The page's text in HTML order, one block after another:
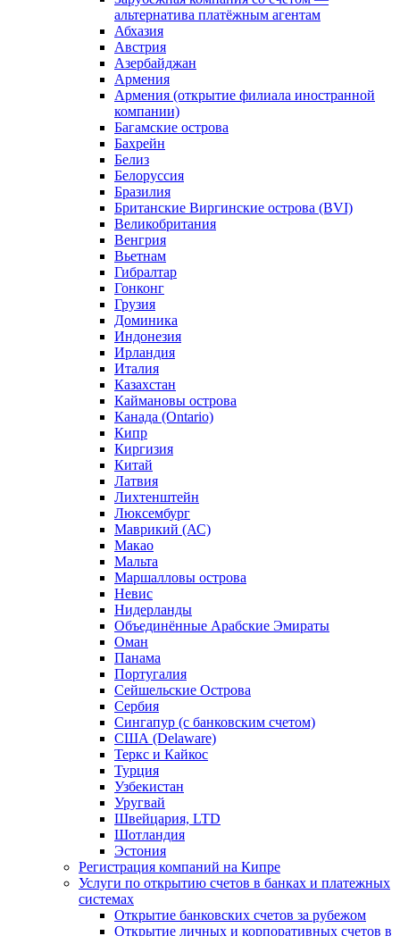
альтернатива платёжным агентам
Абхазия
Австрия
Азербайджан
Армения
Армения (открытие филиала иностранной
компании)
Багамские острова
Бахрейн
Белиз
Белоруссия
Бразилия
Британские Виргинские острова (BVI)
Великобритания
Венгрия
Вьетнам
Гибралтар
Гонконг
Грузия
Доминика
Индонезия
Ирландия
Италия
Казахстан
Каймановы острова
Канада (Ontario)
Кипр
Киргизия
Китай
Латвия
Лихтенштейн
Люксембург
Маврикий (АС)
Макао
Мальта
Маршалловы острова
Нeвис
Нидерланды
Объединённые Арабские Эмираты
Оман
Панама
Португалия
Сейшельские Острова
Сербия
Сингапур (c банковским счетом)
США (Delaware)
Теркс и Кайкос
Турция
Узбекистан
Уругвай
Швейцария, LTD
Шотландия
Эстония
Регистрация компаний на Кипре
Услуги по открытию счетов в банках и платежных
системах
Открытие банковских счетов за рубежом
Открытие личных и корпоративных счетов в